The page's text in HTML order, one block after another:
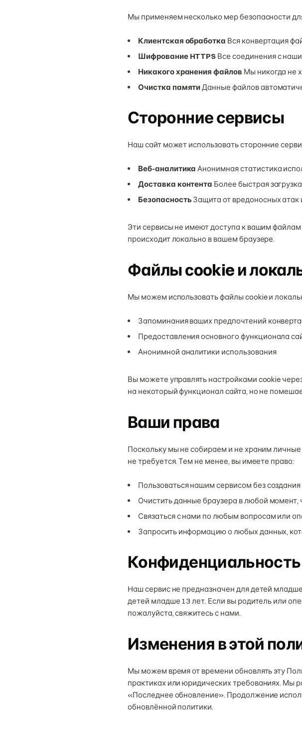
Мы применяем несколько мер безопасности
Клиентская обработка Вся конвертация
Шифрование HTTPS Все соединения с
Никакого хранения файлов Мы никогда не
Очистка памятиДанные файлов
Сторонние сервисы
Наш сайт может использовать сторонние
Веб-аналитика Анонимная статистика
Доставка контента Более быстрая
БезопасностьЗащита от вредоносных атак
Эти сервисы не имеют доступа к вашим
происходит локально в вашем браузере.
Файлы cookie и
Мы можем использовать файлы cookie и
Запоминания ваших предпочтений
Предоставления основного функционала
Анонимной аналитики использования
Вы можете управлять настройками cookie
на некоторый функционал сайта, но не
Ваши права
Поскольку мы не собираем и не храним
не требуется. Тем не менее, вы имеете право:
Пользоваться нашим сервисом без
Очистить данные браузера в любой
Связаться с нами по любым вопросам или
Запросить информацию о любых данных,
Конфиденциальность
Наш сервис не предназначен для детей
детей младше 13 лет. Если вы родитель или
пожалуйста, свяжитесь с нами.
Изменения в этой
Мы можем время от времени обновлять эту
практиках или юридических требованиях. Мы
«Последнее обновление». Продолжение
обновлённой политики.